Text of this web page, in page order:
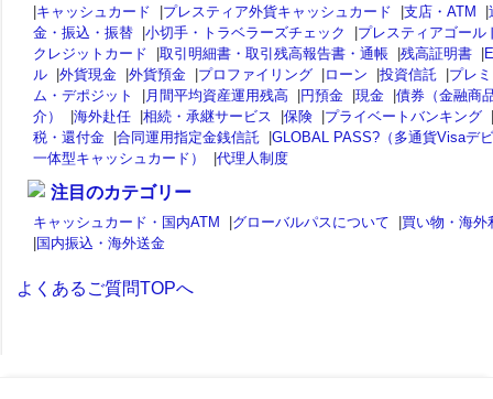
|キャッシュカード |プレスティア外貨キャッシュカード |支店・ATM |
金・振込・振替 |小切手・トラベラーズチェック |プレスティアゴール
クレジットカード
|取引明細書・取引残高報告書・通帳 |残高証明書 |
ル |外貨現金 |外貨預金 |プロファイリング |ローン |投資信託 |プレ
ム・デポジット
| 月間平均資産運用残高 |円預金 |現金 |債券（金融商
介）
|海外赴任 |相続・承継サービス |保険 |プライベートバンキング |
税・還付金 |合同運用指定金銭信託 |GLOBAL PASS?（多通貨Visaデ
一体型キャッシュカード）
|代理人制度
注目のカテゴリー
キャッシュカード・国内ATM |グローバルパスについて |買い物・海外
|国内振込・海外送金
よくあるご質問TOPへ